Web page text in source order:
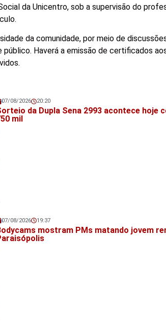
da Unicentro, sob a supervisão do
da comunidade, por meio de
Haverá a emissão de certificados
Veja também!
07/08/2026 20:20
da Dupla Sena 2993 acontece hoje
mil
Veja também!
07/08/2026 19:37
mostram PMs matando jovem